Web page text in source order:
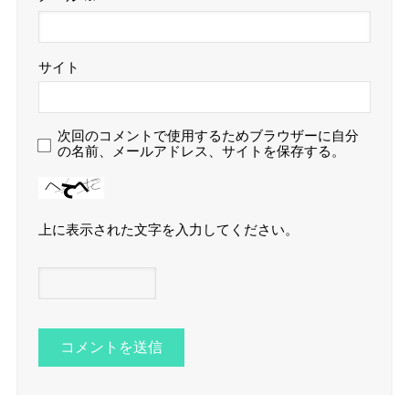
サイト
次回のコメントで使用するためブラウザーに自分
の名前、メールアドレス、サイトを保存する。
上に表示された文字を入力してください。